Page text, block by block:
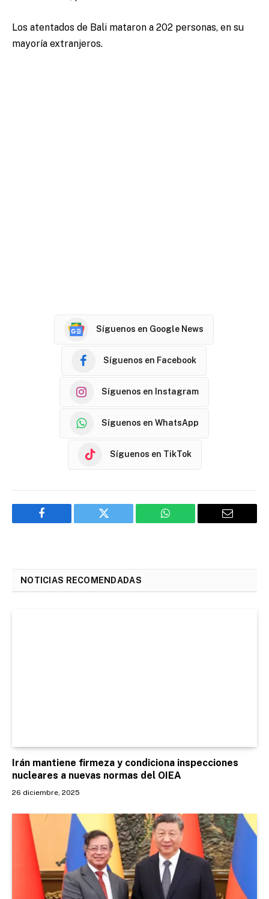
Los atentados de Bali mataron a 202 personas, en su
mayoría extranjeros.
Síguenos en Google News
Síguenos en Facebook
Síguenos en Instagram
Síguenos en WhatsApp
Síguenos en TikTok
Facebook Twitter WhatsApp Email
NOTICIAS RECOMENDADAS
Irán mantiene firmeza y condiciona inspecciones
nucleares a nuevas normas del OIEA
26 diciembre, 2025